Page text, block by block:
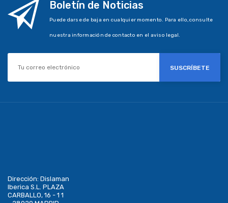
Boletín de Noticias
Puede darse de baja en cualquier momento. Para ello, consulte
nuestra información de contacto en el aviso legal.
SUSCRÍBETE
Dirección: Dislaman
Iberica S.L. PLAZA
CARBALLO, 16 - 1 1